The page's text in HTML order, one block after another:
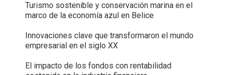
Turismo sostenible y conservación marina en el
marco de la economía azul en Belice
Innovaciones clave que transformaron el mundo
empresarial en el siglo XX
El impacto de los fondos con rentabilidad